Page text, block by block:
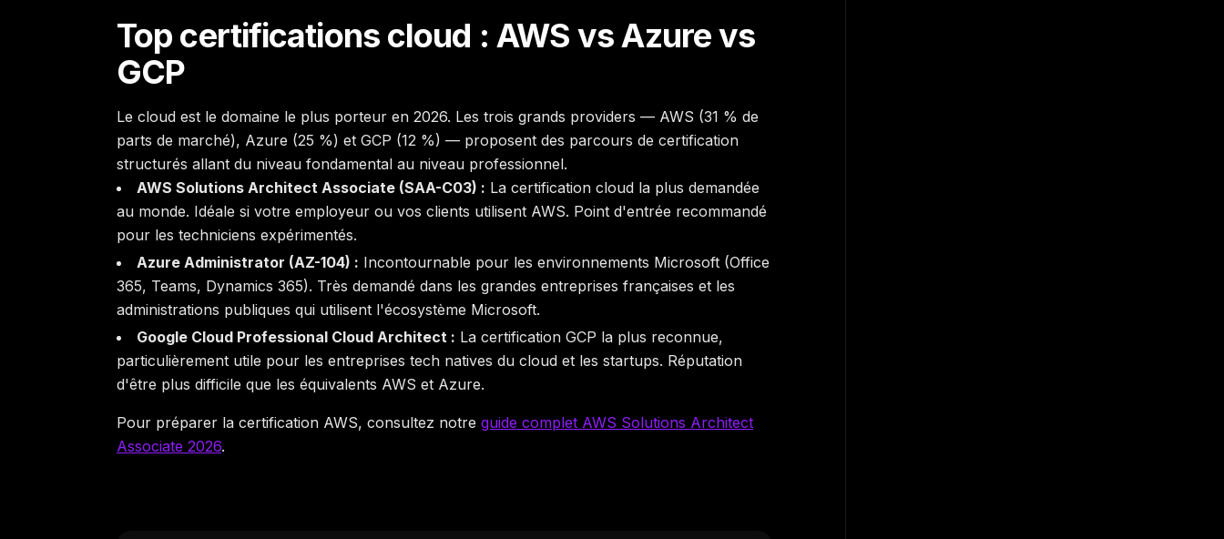
Top certifications cloud : AWS vs Azure vs
GCP
Le cloud est le domaine le plus porteur en 2026. Les trois grands providers — AWS (31 % de
parts de marché), Azure (25 %) et GCP (12 %) — proposent des parcours de certification
structurés allant du niveau fondamental au niveau professionnel.
AWS Solutions Architect Associate (SAA-C03) : La certification cloud la plus demandée
au monde. Idéale si votre employeur ou vos clients utilisent AWS. Point d'entrée recommandé
pour les techniciens expérimentés.
Azure Administrator (AZ-104) : Incontournable pour les environnements Microsoft (Office
365, Teams, Dynamics 365). Très demandé dans les grandes entreprises françaises et les
administrations publiques qui utilisent l'écosystème Microsoft.
Google Cloud Professional Cloud Architect : La certification GCP la plus reconnue,
particulièrement utile pour les entreprises tech natives du cloud et les startups. Réputation
d'être plus difficile que les équivalents AWS et Azure.
Pour préparer la certification AWS, consultez notre guide complet AWS Solutions Architect
Associate 2026.